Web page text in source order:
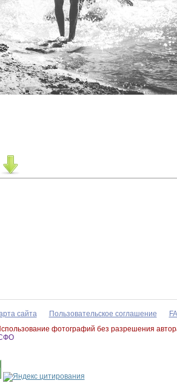
сайта Пользовательское соглашение
фотографий без разрешения